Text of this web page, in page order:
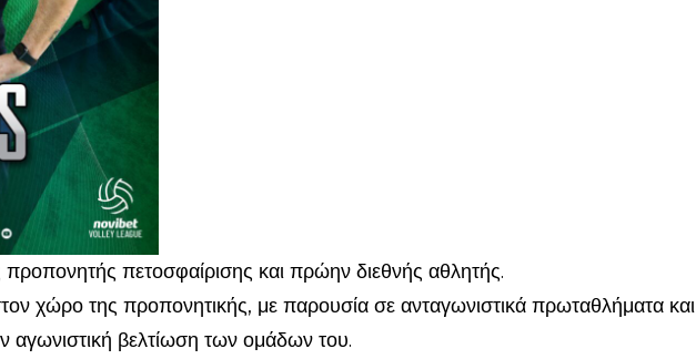
πετοσφαίρισης και πρώην διεθνής αθλητής.
χώρο της προπονητικής, με παρουσία σε ανταγωνιστικά πρωταθλήματα και
αγωνιστική βελτίωση των ομάδων του.